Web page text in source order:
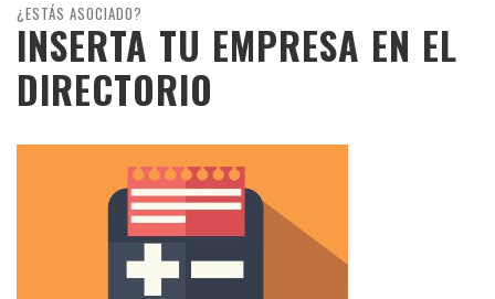
¿ESTÁS ASOCIADO?
INSERTA TU EMPRESA EN EL
DIRECTORIO